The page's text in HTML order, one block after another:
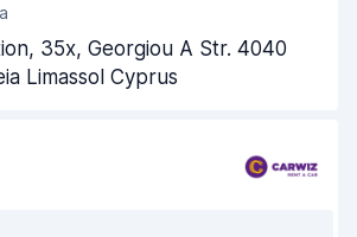
9,4
35x, Georgiou A Str. 4040
Limassol Cyprus